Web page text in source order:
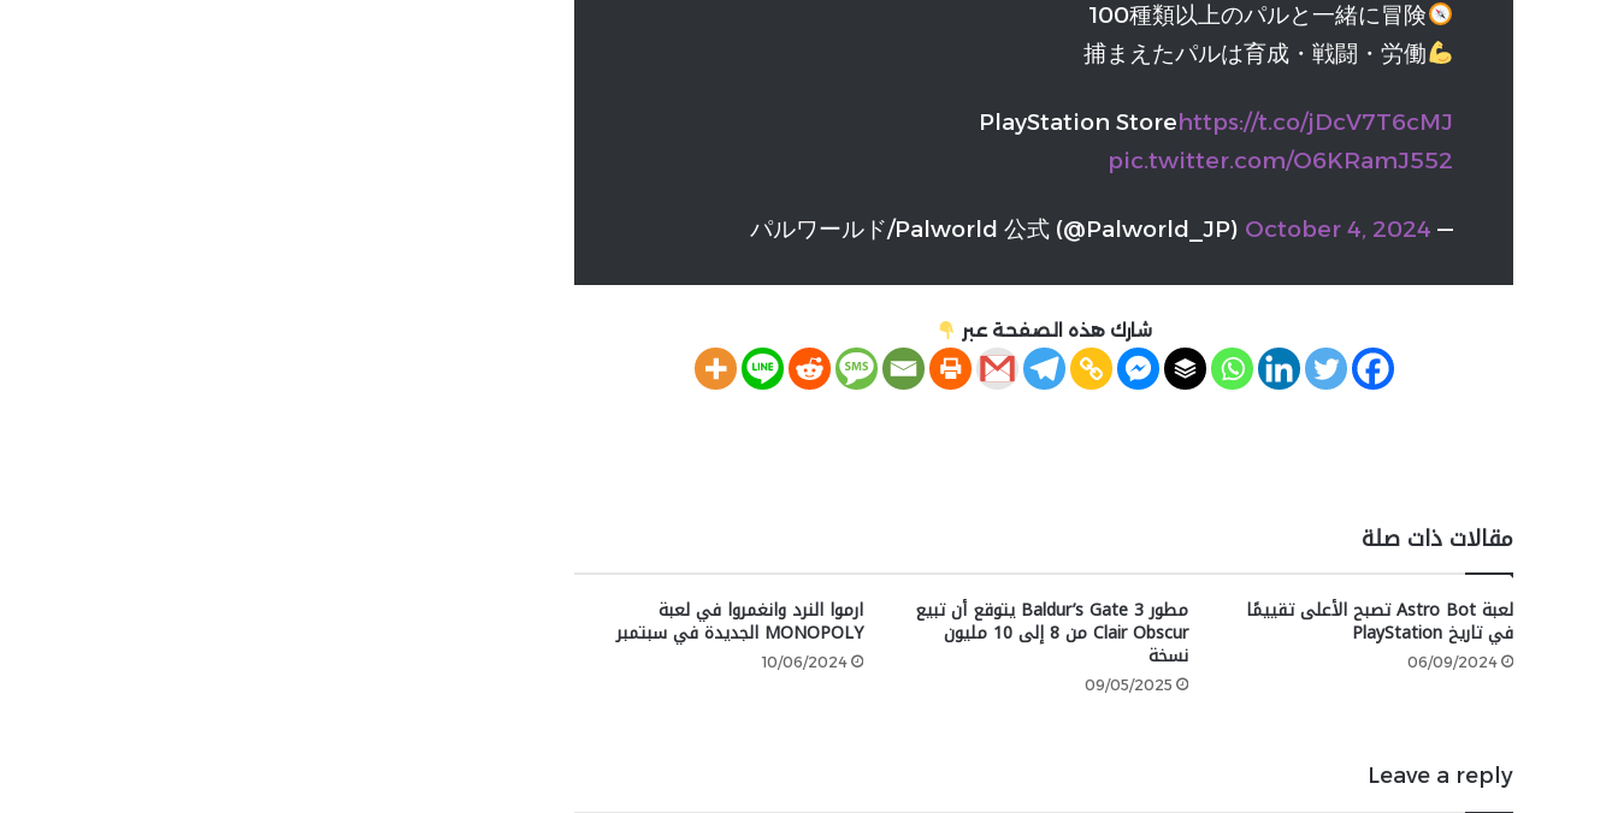
100種類以上のパルと一緒に冒険
捕まえたパルは育成・戦闘・労働
PlayStation Storehttps://t.co/jDcV7T6cMJ
pic.twitter.com/O6KRamJ552
— パルワールド/Palworld 公式 (@Palworld_JP)
October 4, 2024
شارك هذه الصفحة عبر
مقالات ذات صلة
لعبة Astro Bot تصبح الأعلى تقييمًا
في تاريخ PlayStation
06/09/2024
مطور Baldur’s Gate 3 يتوقع أن تبيع
Clair Obscur من 8 إلى 10 مليون
نسخة
09/05/2025
ارموا النرد وانغمروا في لعبة
MONOPOLY الجديدة في سبتمبر
10/06/2024
Leave a reply